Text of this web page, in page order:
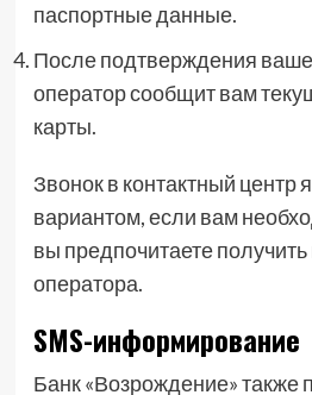
паспортные данные.
После подтверждения
оператор сообщит вам
карты.
Звонок в контактный центр
вариантом, если вам
вы предпочитаете
оператора.
SMS-информирование
Банк «Возрождение» также